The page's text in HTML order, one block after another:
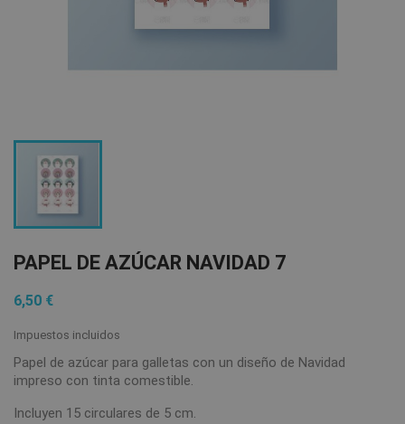
PAPEL DE AZÚCAR NAVIDAD 7
6,50 €
Impuestos incluidos
Papel de azúcar para galletas con un diseño de Navidad
impreso con tinta comestible.
Incluyen 15 circulares de 5 cm.